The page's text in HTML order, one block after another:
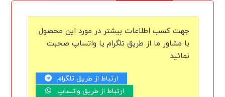
جهت کسب اطلاعات بیشتر در مورد این محصول
با مشاور ما از طریق تلگرام یا واتساپ صحبت
نمائید
ارتباط از طریق تلگرام
ارتباط از طریق واتساپ